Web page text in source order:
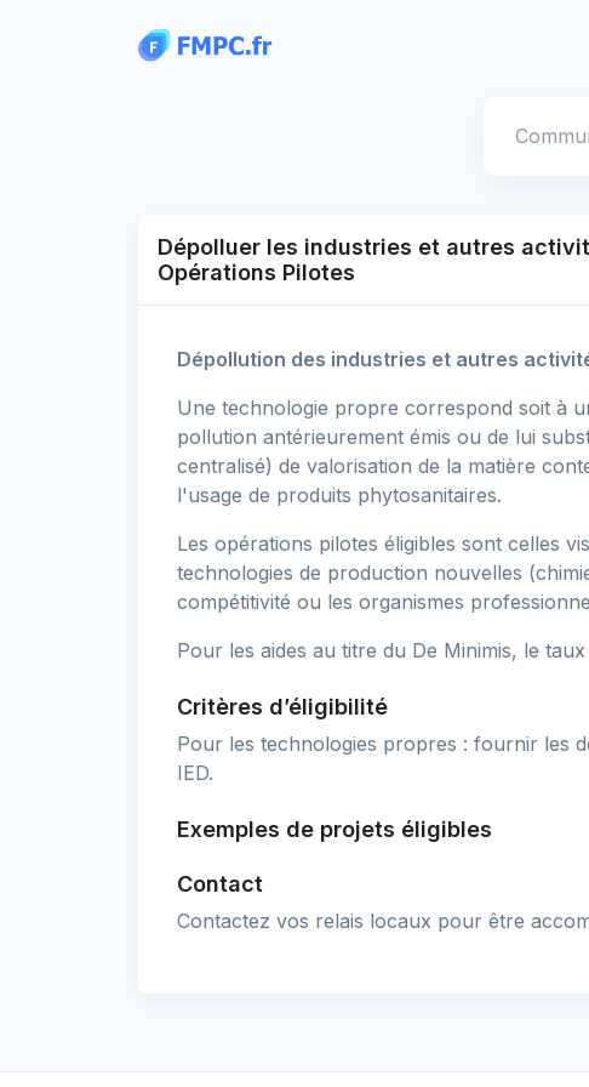
Dépolluer les industries et autres
Opérations Pilotes
Dépollution des industries et autres
Une technologie propre correspond soit à
pollution antérieurement émis ou de lui
centralisé) de valorisation de la matière
l'usage de produits phytosanitaires.
Les opérations pilotes éligibles sont celles
technologies de production nouvelles
compétitivité ou les organismes
Pour les aides au titre du De Minimis, le
Critères d’éligibilité
Pour les technologies propres : fournir les
IED.
Exemples de projets éligibles
Contact
Contactez vos relais locaux pour être